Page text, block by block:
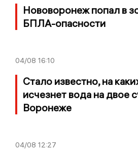
Нововоронеж попал в
БПЛА-опасности
04/08 16:10
Стало известно, на
исчезнет вода на двое
Воронеже
04/08 12:27